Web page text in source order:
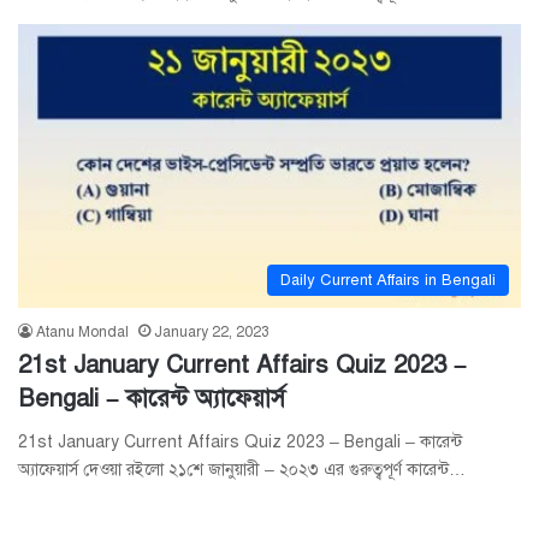
Daily Current Affairs in Bengali
Atanu Mondal January 22, 2023
21st January Current Affairs Quiz 2023 –
Bengali – কারেন্ট অ্যাফেয়ার্স
21st January Current Affairs Quiz 2023 – Bengali – কারেন্ট
অ্যাফেয়ার্স দেওয়া রইলো ২১শে জানুয়ারী – ২০২৩ এর গুরুত্বপূর্ণ কারেন্ট…